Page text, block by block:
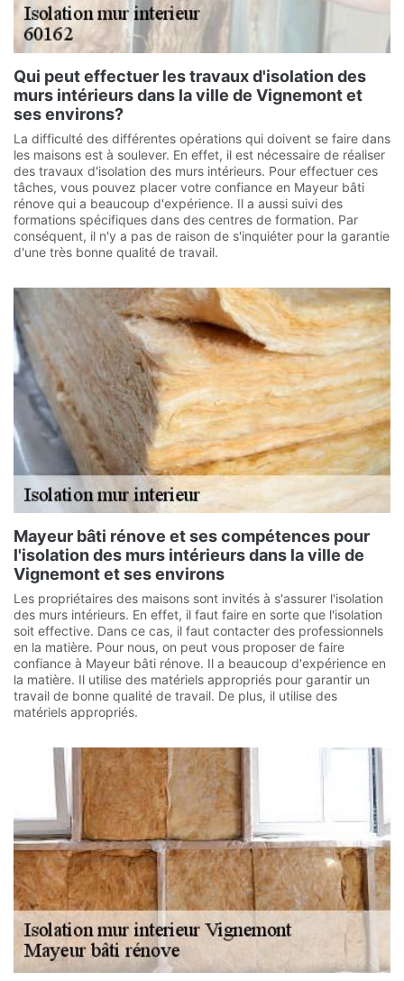
Qui peut effectuer les travaux d'isolation des
murs intérieurs dans la ville de Vignemont et
ses environs?
La difficulté des différentes opérations qui doivent se faire dans
les maisons est à soulever. En effet, il est nécessaire de réaliser
des travaux d'isolation des murs intérieurs. Pour effectuer ces
tâches, vous pouvez placer votre confiance en Mayeur bâti
rénove qui a beaucoup d'expérience. Il a aussi suivi des
formations spécifiques dans des centres de formation. Par
conséquent, il n'y a pas de raison de s'inquiéter pour la garantie
d'une très bonne qualité de travail.
Mayeur bâti rénove et ses compétences pour
l'isolation des murs intérieurs dans la ville de
Vignemont et ses environs
Les propriétaires des maisons sont invités à s'assurer l'isolation
des murs intérieurs. En effet, il faut faire en sorte que l'isolation
soit effective. Dans ce cas, il faut contacter des professionnels
en la matière. Pour nous, on peut vous proposer de faire
confiance à Mayeur bâti rénove. Il a beaucoup d'expérience en
la matière. Il utilise des matériels appropriés pour garantir un
travail de bonne qualité de travail. De plus, il utilise des
matériels appropriés.